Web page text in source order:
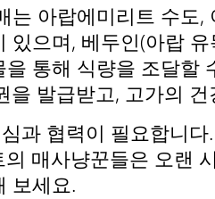
아랍에미리트 수도
으며, 베두인(아랍
통해 식량을 조달
발급받고, 고가의
과 협력이 필요합니
매사냥꾼들은 오랜
보세요.